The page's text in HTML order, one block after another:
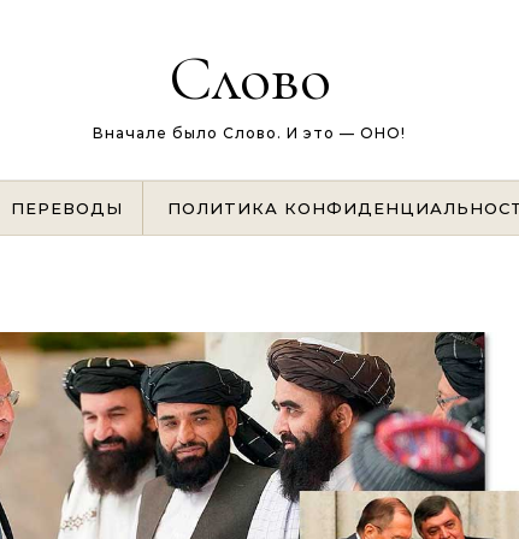
Слово
Вначале было Слово. И это — ОНО!
ПЕРЕВОДЫ ПОЛИТИКА